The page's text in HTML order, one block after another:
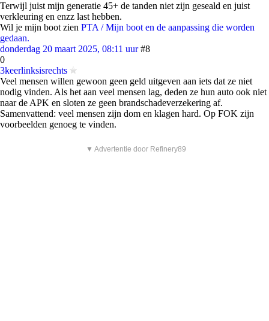
Terwijl juist mijn generatie 45+ de tanden niet zijn geseald en juist
verkleuring en enzz last hebben.
Wil je mijn boot zien PTA / Mijn boot en de aanpassing die worden
gedaan.
donderdag 20 maart 2025, 08:11 uur #8
0
3keerlinksisrechts
Veel mensen willen gewoon geen geld uitgeven aan iets dat ze niet
nodig vinden. Als het aan veel mensen lag, deden ze hun auto ook niet
naar de APK en sloten ze geen brandschadeverzekering af.
Samenvattend: veel mensen zijn dom en klagen hard. Op FOK zijn
voorbeelden genoeg te vinden.
▼ Advertentie door Refinery89